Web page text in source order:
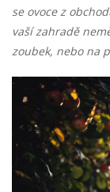
se ovoce z
vaší zahradě
zoubek, nebo na